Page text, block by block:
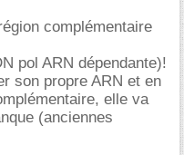
complémentaire
pol ARN dépendante)!
son propre ARN et en
elle va
(anciennes